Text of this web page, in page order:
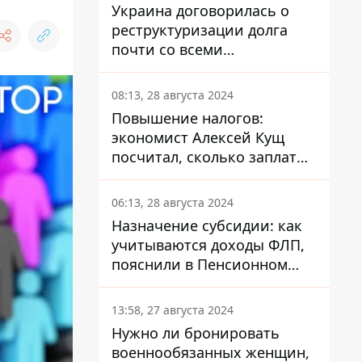
Украина договорилась о
реструктуризации долга
почти со всеми
держателями
еврооблигаций: что это
значит для страны
08:13, 28 августа 2024
Повышение налогов:
экономист Алексей Кущ
посчитал, сколько заплатит
каждый украинец
06:13, 28 августа 2024
Назначение субсидии: как
учитываются доходы ФЛП,
пояснили в Пенсионном
фонде
13:58, 27 августа 2024
Нужно ли бронировать
военнообязанных женщин,